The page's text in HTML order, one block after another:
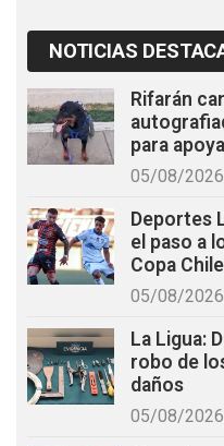
NOTICIAS
Rifarán
para
05/08/2026
Deportes
el paso a
Copa Chile
05/08/2026
La Ligua:
robo de
daños
05/08/2026